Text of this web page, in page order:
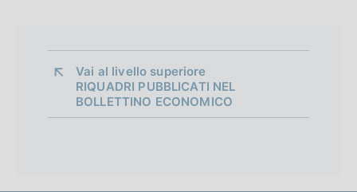
Vai al livello superiore
RIQUADRI PUBBLICATI NEL
BOLLETTINO ECONOMICO